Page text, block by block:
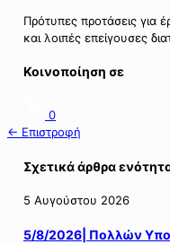
Πρότυπες προτάσεις για
και λοιπές επείγουσες
Κοινοποίηση σε
0
← Επιστροφή
Σχετικά άρθρα
5 Αυγούστου 2026
5/8/2026| Πολλών